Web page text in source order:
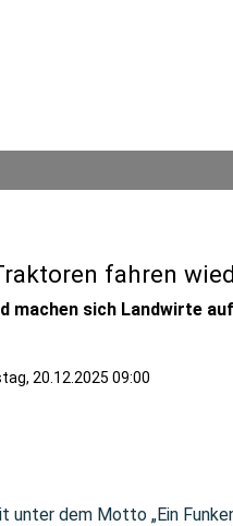
fahren
machen sich Landwirte
20.12.2025 09:00
unter dem Motto „Ein